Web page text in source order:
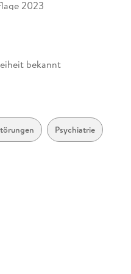
2023
bekannt
Psychiatrie